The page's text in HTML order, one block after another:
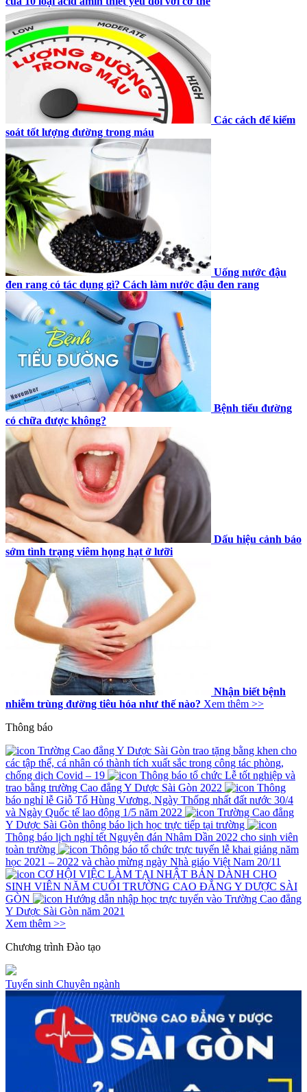
Các cách để kiểm
soát tốt lượng đường trong máu
Uống nước đậu
đen rang có tác dụng gì? Cách làm nước đậu đen rang
Bệnh tiểu đường
có chữa được không?
Dấu hiệu cảnh báo
sớm tình trạng viêm họng hạt ở lưỡi
Nhận biết bệnh
nhiễm trùng đường tiêu hóa như thế nào? Xem thêm >>
Thông báo
Trường Cao đẳng Y Dược Sài Gòn trao tặng bằng khen cho
các tập thể, cá nhân có thành tích xuất sắc trong công tác phòng,
chống dịch Covid – 19
Thông báo tổ chức Lễ tốt nghiệp và
trao bằng trường Cao đẳng Y Dược Sài Gòn 2022
Thông
báo nghỉ lễ Giỗ Tổ Hùng Vương, Ngày Thống nhất đất nước 30/4
và Ngày Quốc tế lao động 1/5 năm 2022
Trường Cao đẳng
Y Dược Sài Gòn thông báo lịch học trực tiếp tại trường
Thông báo lịch nghỉ tết Nguyên đán Nhâm Dần 2022 cho sinh viên
toàn trường
Thông báo tổ chức trực tuyến lễ khai giảng năm
học 2021 – 2022 và chào mừng ngày Nhà giáo Việt Nam 20/11
CƠ HỘI VIỆC LÀM TẠI NHẬT BẢN DÀNH CHO
SINH VIÊN NĂM CUỐI TRƯỜNG CAO ĐẲNG Y DƯỢC SÀI
GÒN
Hướng dẫn nhập học trực tuyến vào Trường Cao đẳng
Y Dược Sài Gòn năm 2021
Xem thêm >>
Chương trình Đào tạo
Tuyển sinh Chuyên ngành